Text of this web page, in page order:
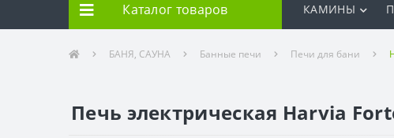
Каталог товаров КАМИНЫ
БАНЯ, САУНА Банные печи Печи для бани
Печь электрическая Harvia